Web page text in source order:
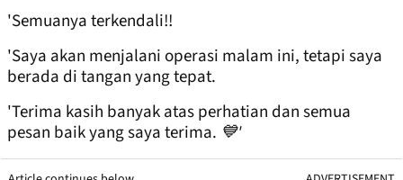
'Semuanya terkendali!!
'Saya akan menjalani operasi malam ini, tetapi saya
berada di tangan yang tepat.
'Terima kasih banyak atas perhatian dan semua
pesan baik yang saya terima. 💙'